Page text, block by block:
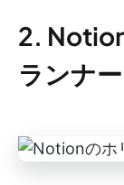
2.
ランナー